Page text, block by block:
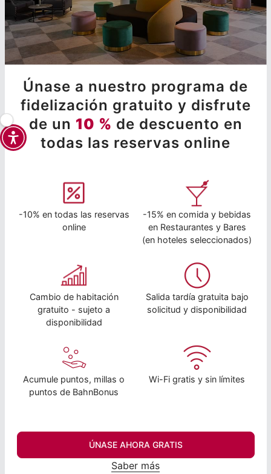
Únase a nuestro programa de
fidelización gratuito y disfrute
de un 10 % de descuento en
todas las reservas online
-10% en todas las reservas
online
-15% en comida y bebidas
en Restaurantes y Bares
(en hoteles seleccionados)
Cambio de habitación
gratuito - sujeto a
disponibilidad
Salida tardía gratuita bajo
solicitud y disponibilidad
Acumule puntos, millas o
puntos de BahnBonus
Wi-Fi gratis y sin límites
ÚNASE AHORA GRATIS
Saber más